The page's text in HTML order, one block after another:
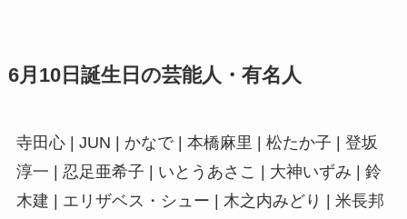
6月10日誕生日の芸能人・有名人
寺田心 | JUN | かなで | 本橋麻里 | 松たか子 | 登坂
淳一 | 忍足亜希子 | いとうあさこ | 大神いずみ | 鈴
木建 | エリザベス・シュー | 木之内みどり | 米長邦